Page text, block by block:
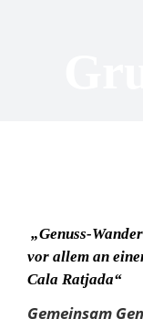
„Genuss-
vor allem an
Cala Ratjada“
Gemeinsam